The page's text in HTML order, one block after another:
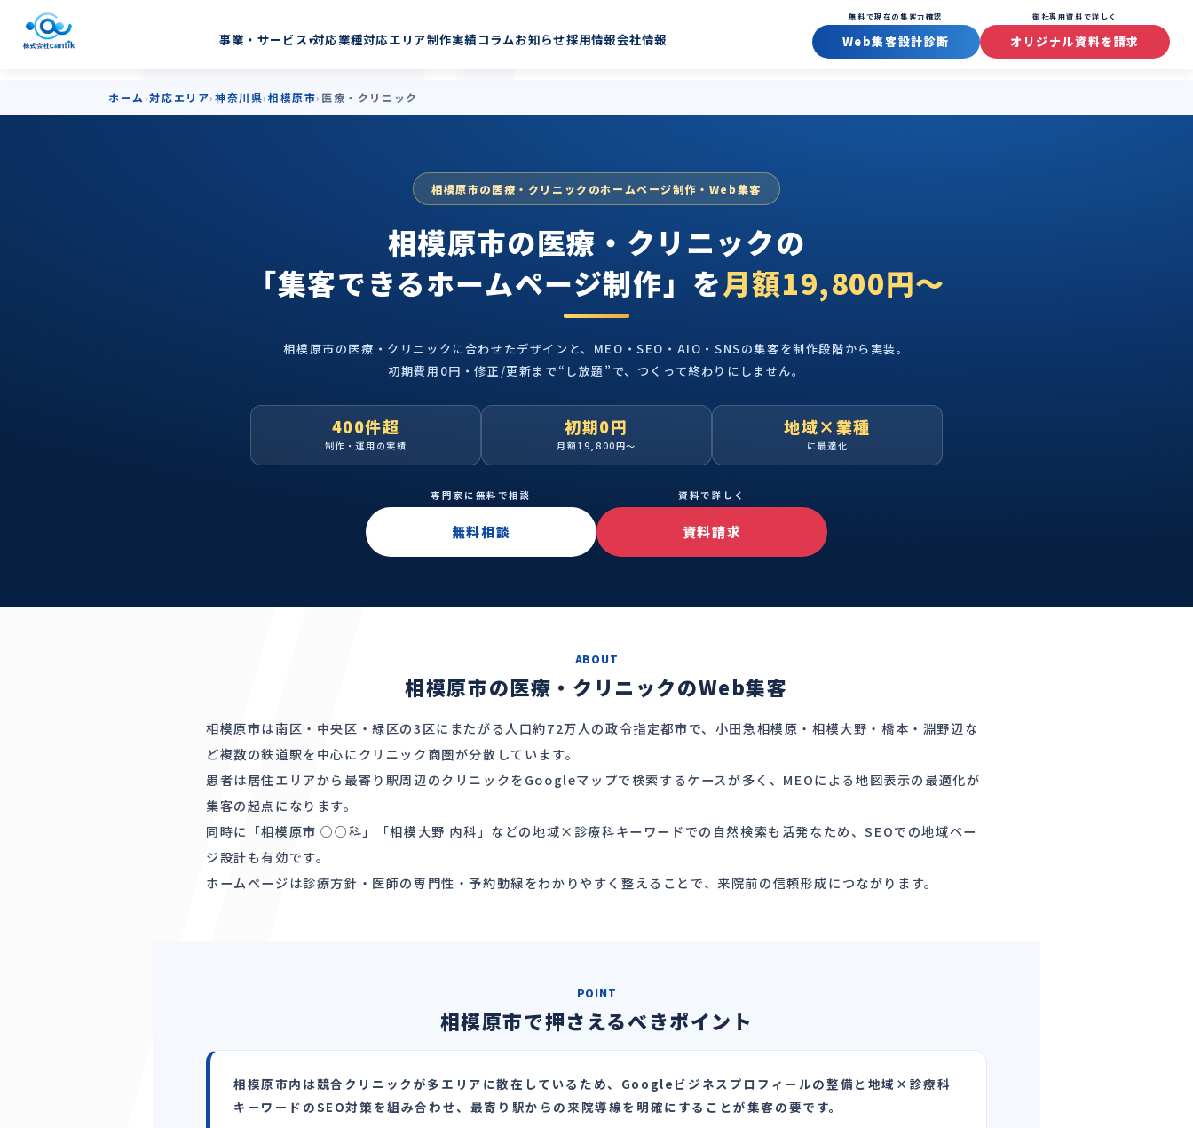
相模原市の医療・クリニックのホームページ制作
事業・サービス▾対応業種対応エリア制作実績 コラムお知らせ採用情報会社情報
無料で現在の集客力確認
Web集客設計診断
御社専用資料で詳しく
オリジナル資料を請求
ホーム 対応エリア 神奈川県 相模原市 医療・クリニック
相模原市の医療・クリニックのホームページ制作・Web集客
相模原市の医療・クリニックの
「集客できるホームページ制作」を月額19,800円〜
相模原市の医療・クリニックに合わせたデザインと、MEO・SEO・AIO・SNSの集客を制作段階から実装。
初期費用0円・修正/更新まで“し放題”で、つくって終わりにしません。
400件超
制作・運用の実績
初期0円
月額19,800円〜
地域×業種
に最適化
専門家に無料で相談
無料相談
資料で詳しく
資料請求
ABOUT
相模原市の医療・クリニックのWeb集客
相模原市は南区・中央区・緑区の3区にまたがる人口約72万人の政令指定都市で、小田急相模原・相模大野・橋本・淵野辺な
ど複数の鉄道駅を中心にクリニック商圏が分散しています。
患者は居住エリアから最寄り駅周辺のクリニックをGoogleマップで検索するケースが多く、MEOによる地図表示の最適化が
集客の起点になります。
同時に「相模原市 ○○科」「相模大野 内科」などの地域×診療科キーワードでの自然検索も活発なため、SEOでの地域ペー
ジ設計も有効です。
ホームページは診療方針・医師の専門性・予約動線をわかりやすく整えることで、来院前の信頼形成につながります。
POINT
相模原市で押さえるべきポイント
相模原市内は競合クリニックが多エリアに散在しているため、Googleビジネスプロフィールの整備と地域×診療科
キーワードのSEO対策を組み合わせ、最寄り駅からの来院導線を明確にすることが集客の要です。